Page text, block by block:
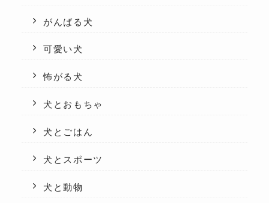
がんばる犬
可愛い犬
怖がる犬
犬とおもちゃ
犬とごはん
犬とスポーツ
犬と動物